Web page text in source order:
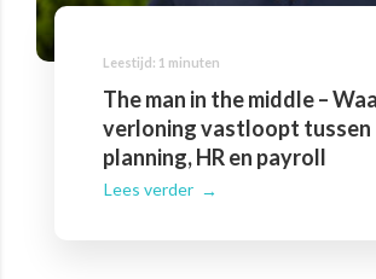
The man in the middle –
verloning vastloopt tussen
planning, HR en payroll
Lees verder